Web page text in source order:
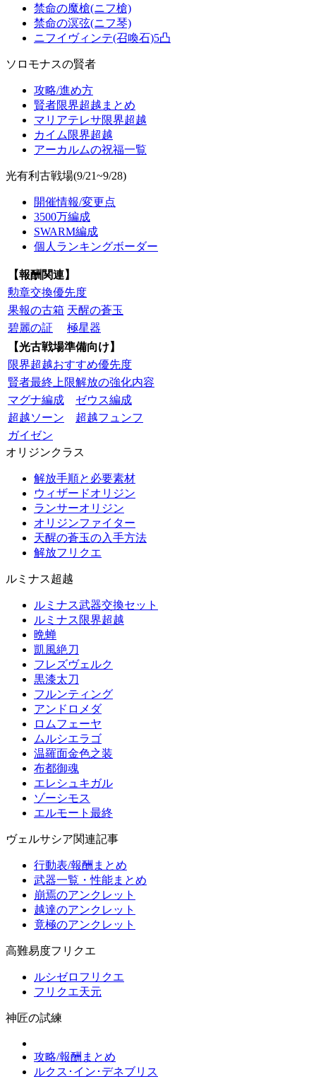
禁命の魔槍(ニフ槍)
禁命の溟弦(ニフ琴)
ニフイヴィンテ(召喚石)5凸
ソロモナスの賢者
攻略/進め方
賢者限界超越まとめ
マリアテレサ限界超越
カイム限界超越
アーカルムの祝福一覧
光有利古戦場(9/21~9/28)
開催情報/変更点
3500万編成
SWARM編成
個人ランキングボーダー
【報酬関連】
勲章交換優先度
果報の古箱 天醒の蒼玉
碧麗の証
極星器
【光古戦場準備向け】
限界超越おすすめ優先度
賢者最終上限解放の強化内容
マグナ編成
ゼウス編成
超越ソーン
超越フュンフ
ガイゼン
オリジンクラス
解放手順と必要素材
ウィザードオリジン
ランサーオリジン
オリジンファイター
天醒の蒼玉の入手方法
解放フリクエ
ルミナス超越
ルミナス武器交換セット
ルミナス限界超越
晩蝉
凱風絶刀
フレズヴェルク
黒漆太刀
フルンティング
アンドロメダ
ロムフェーヤ
ムルシエラゴ
温羅面金色之装
布都御魂
エレシュキガル
ゾーシモス
エルモート最終
ヴェルサシア関連記事
行動表/報酬まとめ
武器一覧・性能まとめ
崩焉のアンクレット
越達のアンクレット
竟極のアンクレット
高難易度フリクエ
ルシゼロフリクエ
フリクエ天元
神匠の試練
攻略/報酬まとめ
ルクス･イン･デネブリス